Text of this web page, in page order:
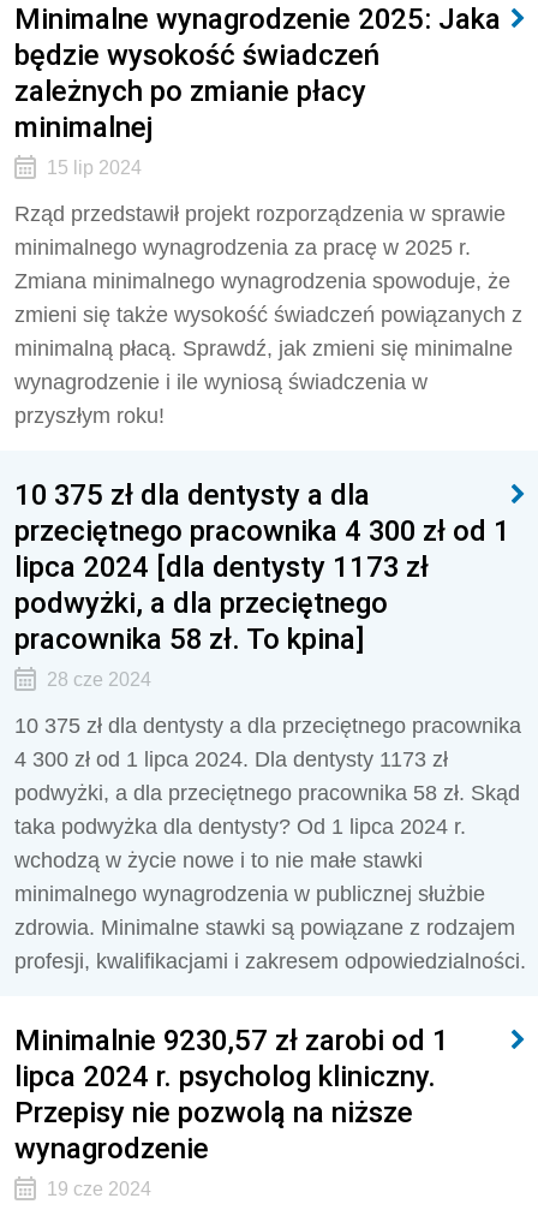
Minimalne wynagrodzenie 2025: Jaka
będzie wysokość świadczeń
zależnych po zmianie płacy
minimalnej
15 lip 2024
Rząd przedstawił projekt rozporządzenia w sprawie
minimalnego wynagrodzenia za pracę w 2025 r.
Zmiana minimalnego wynagrodzenia spowoduje, że
zmieni się także wysokość świadczeń powiązanych z
minimalną płacą. Sprawdź, jak zmieni się minimalne
wynagrodzenie i ile wyniosą świadczenia w
przyszłym roku!
10 375 zł dla dentysty a dla
przeciętnego pracownika 4 300 zł od 1
lipca 2024 [dla dentysty 1173 zł
podwyżki, a dla przeciętnego
pracownika 58 zł. To kpina]
28 cze 2024
10 375 zł dla dentysty a dla przeciętnego pracownika
4 300 zł od 1 lipca 2024. Dla dentysty 1173 zł
podwyżki, a dla przeciętnego pracownika 58 zł. Skąd
taka podwyżka dla dentysty? Od 1 lipca 2024 r.
wchodzą w życie nowe i to nie małe stawki
minimalnego wynagrodzenia w publicznej służbie
zdrowia. Minimalne stawki są powiązane z rodzajem
profesji, kwalifikacjami i zakresem odpowiedzialności.
Minimalnie 9230,57 zł zarobi od 1
lipca 2024 r. psycholog kliniczny.
Przepisy nie pozwolą na niższe
wynagrodzenie
19 cze 2024